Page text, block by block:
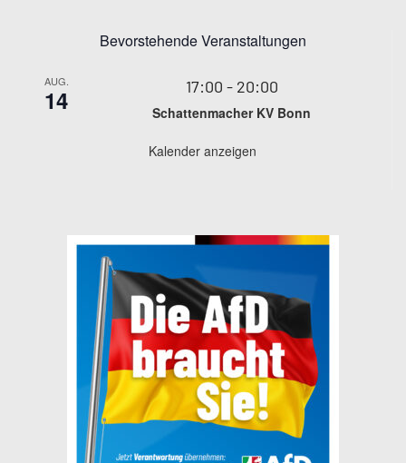
Bevorstehende Veranstaltungen
AUG.
14 17:00 - 20:00
Schattenmacher KV Bonn
Kalender anzeigen